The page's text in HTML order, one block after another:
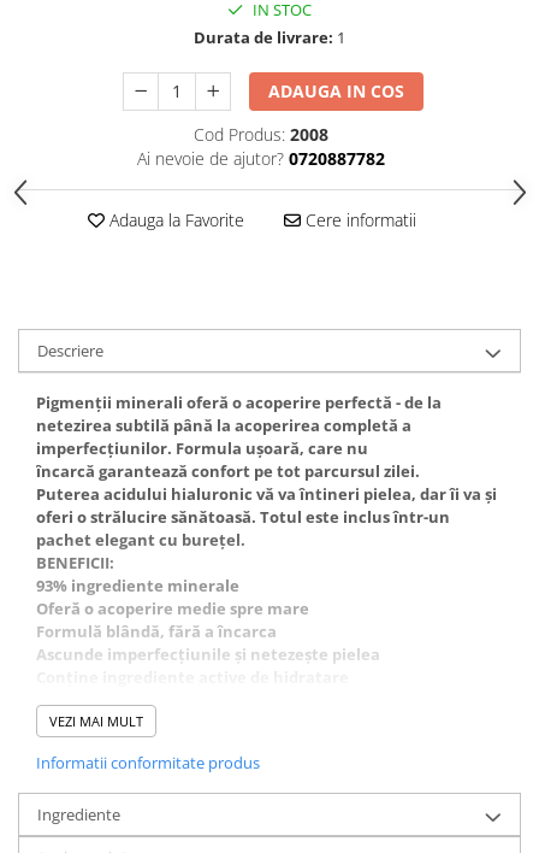
Mascara (rimel) sprancene
Vopsea sprancene
IN STOC
Durata de livrare: 1
ADAUGA IN COS
Cod Produs: 2008
Ai nevoie de ajutor? 0720887782
Adauga la Favorite Cere informatii
Descriere
Pigmenții minerali oferă o acoperire perfectă - de la
netezirea subtilă până la acoperirea completă a
imperfecțiunilor. Formula ușoară, care nu
încarcă garantează confort pe tot parcursul zilei.
Puterea acidului hialuronic vă va întineri pielea, dar îi va și
oferi o strălucire sănătoasă. Totul este inclus într-un
pachet elegant cu burețel.
BENEFICII:
93% ingrediente minerale
Oferă o acoperire medie spre mare
Formulă blândă, fără a încarca
Ascunde imperfecțiunile și netezește pielea
Nu usucă pielea
Include un burete
VEZI MAI MULT
Informatii conformitate produs
Ingrediente